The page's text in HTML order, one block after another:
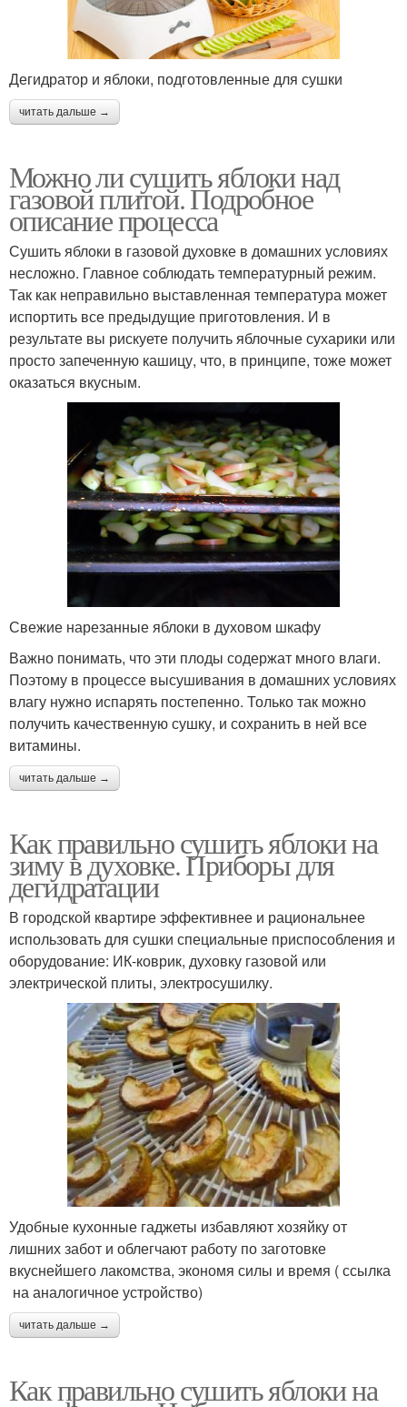
Дегидратор и яблоки, подготовленные для сушки
читать дальше →
Можно ли сушить яблоки над
газовой плитой. Подробное
описание процесса
Сушить яблоки в газовой духовке в домашних условиях
несложно. Главное соблюдать температурный режим.
Так как неправильно выставленная температура может
испортить все предыдущие приготовления. И в
результате вы рискуете получить яблочные сухарики или
просто запеченную кашицу, что, в принципе, тоже может
оказаться вкусным.
Свежие нарезанные яблоки в духовом шкафу
Важно понимать, что эти плоды содержат много влаги.
Поэтому в процессе высушивания в домашних условиях
влагу нужно испарять постепенно. Только так можно
получить качественную сушку, и сохранить в ней все
витамины.
читать дальше →
Как правильно сушить яблоки на
зиму в духовке. Приборы для
дегидратации
В городской квартире эффективнее и рациональнее
использовать для сушки специальные приспособления и
оборудование: ИК-коврик, духовку газовой или
электрической плиты, электросушилку.
Удобные кухонные гаджеты избавляют хозяйку от
лишних забот и облегчают работу по заготовке
вкуснейшего лакомства, экономя силы и время ( ссылка
на аналогичное устройство)
читать дальше →
Как правильно сушить яблоки на